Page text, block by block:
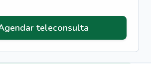
teleconsulta